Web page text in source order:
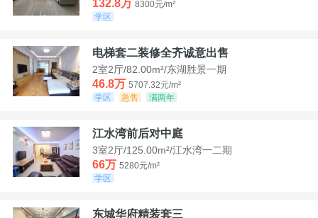
132.8万 8300元/m²
学区
电梯套二装修全齐诚意出售
2室2厅/82.00m²/东湖胜景一期
46.8万 5707.32元/m²
学区
急售 满两年
江水湾前后对中庭
3室2厅/125.00m²/江水湾一二期
66万 5280元/m²
学区
东城华府精装套三